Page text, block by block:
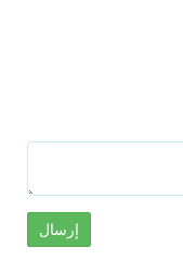
إرسال